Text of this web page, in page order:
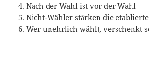
Nach der Wahl ist vor der Wahl
Nicht-Wähler stärken die
Wer unehrlich wählt, verschenkt